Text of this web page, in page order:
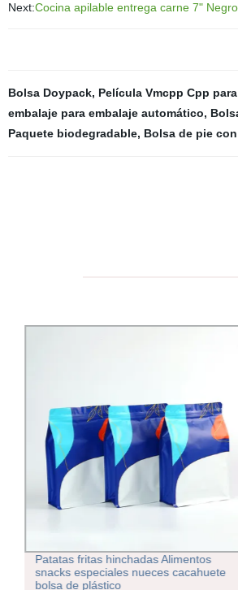
Next:Cocina apilable entrega carne 7"
Bolsa Doypack, Película Vmcpp Cpp
embalaje para embalaje automático,
Paquete biodegradable, Bolsa de pie
Patatas fritas hinchadas Alimentos
snacks especiales nueces cacahuete
bolsa de plástico